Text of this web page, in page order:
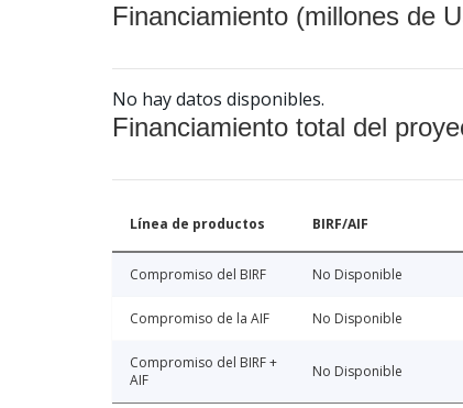
Financiamiento (millones de
No hay datos disponibles.
Financiamiento total del
Línea de productos BIRF/AIF
Compromiso del BIRF No Disponible
Compromiso de la AIF No Disponible
Compromiso del BIRF +
AIF
No Disponible